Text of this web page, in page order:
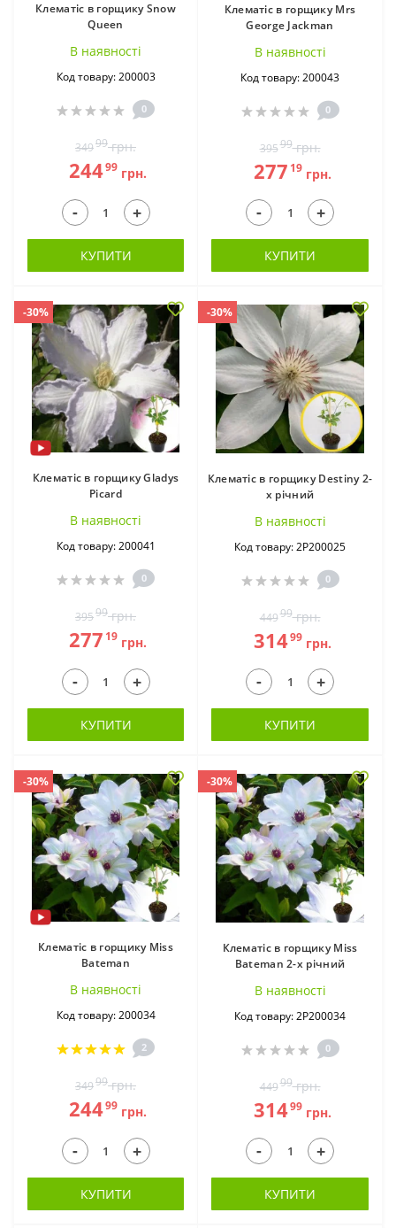
Клематіс в горщику Snow
Queen
В наявностi
Код товару: 200003
0
34999грн.
24499 грн.
- +
КУПИТИ
Клематіс в горщику Mrs
George Jackman
В наявностi
Код товару: 200043
0
39599грн.
277 19грн.
- +
КУПИТИ
-30%
Клематіс в горщику Gladys
Picard
В наявностi
Код товару: 200041
0
39599грн.
277 19 грн.
- +
КУПИТИ
-30%
Клематіс в горщику Destiny 2-
х річний
В наявностi
Код товару: 2Р200025
0
44999грн.
31499грн.
- +
КУПИТИ
-30%
Клематіс в горщику Miss
Bateman
В наявностi
Код товару: 200034
2
34999грн.
24499 грн.
- +
КУПИТИ
-30%
Клематіс в горщику Miss
Bateman 2-х річний
В наявностi
Код товару: 2Р200034
0
44999грн.
31499грн.
- +
КУПИТИ